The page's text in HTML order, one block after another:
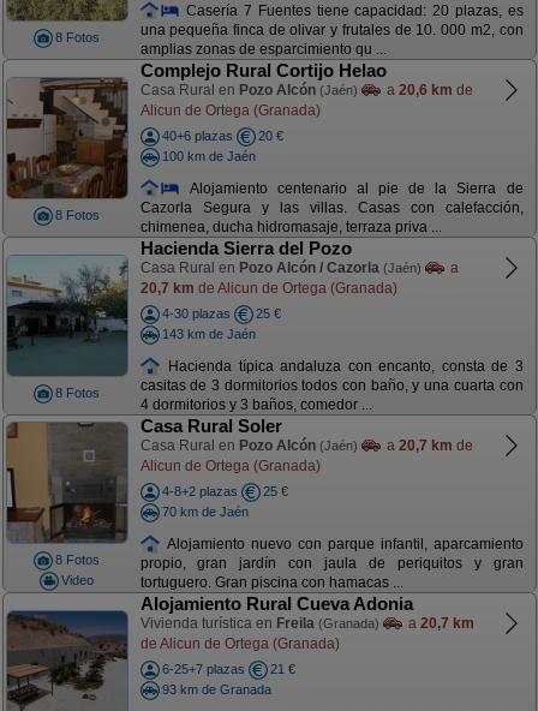
8 Fotos
Casería 7 Fuentes tiene capacidad: 20 plazas, es
una pequeña finca de olivar y frutales de 10. 000 m2, con
amplias zonas de esparcimiento qu ...
8 Fotos
Complejo Rural Cortijo Helao
Casa Rural en Pozo Alcón (Jaén) a 20,6 km de
Alicun de Ortega (Granada)
40+6 plazas
20 €
100 km de Jaén
Alojamiento centenario al pie de la Sierra de
Cazorla Segura y las villas. Casas con calefacción,
chimenea, ducha hidromasaje, terraza priva ...
8 Fotos
Hacienda Sierra del Pozo
Casa Rural en Pozo Alcón / Cazorla (Jaén)
a
20,7 km de Alicun de Ortega (Granada)
4-30 plazas
25 €
143 km de Jaén
Hacienda típica andaluza con encanto, consta de 3
casitas de 3 dormitorios todos con baño, y una cuarta con
4 dormitorios y 3 baños, comedor ...
8 Fotos
Video
Casa Rural Soler
Casa Rural en Pozo Alcón (Jaén) a 20,7 km de
Alicun de Ortega (Granada)
4-8+2 plazas
25 €
70 km de Jaén
Alojamiento nuevo con parque infantil, aparcamiento
propio, gran jardín con jaula de periquitos y gran
tortuguero. Gran piscina con hamacas ...
Alojamiento Rural Cueva Adonia
Vivienda turística en Freila (Granada) a 20,7 km
de Alicun de Ortega (Granada)
6-25+7 plazas
21 €
93 km de Granada